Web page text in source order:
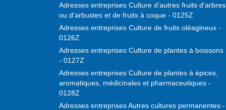
Adresses entreprises Culture d'autres fruits d'arbres
ou d'arbustes et de fruits à coque - 0125Z
Adresses entreprises Culture de fruits oléagineux -
0126Z
Adresses entreprises Culture de plantes à boissons
- 0127Z
Adresses entreprises Culture de plantes à épices,
aromatiques, médicinales et pharmaceutiques -
0128Z
Adresses entreprises Autres cultures permanentes -